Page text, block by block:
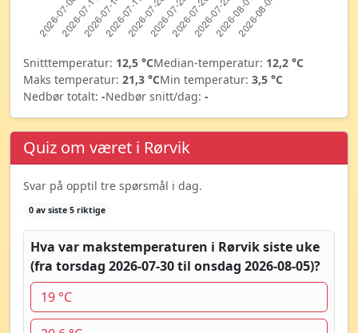
Snitttemperatur: 12,5 °CMedian-temperatur: 12,2 °C
Maks temperatur: 21,3 °CMin temperatur: 3,5 °C
Nedbør totalt: -Nedbør snitt/dag: -
Quiz om været i Rørvik
Svar på opptil tre spørsmål i dag.
0 av siste 5 riktige
Hva var makstemperaturen i Rørvik siste uke
(fra torsdag 2026-07-30 til onsdag 2026-08-05)?
19 °C